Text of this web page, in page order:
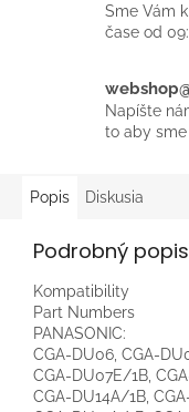
Sme Vám
čase od
Napíšte
to aby
Popis Diskusia
Podrobný popis
Kompatibility
Part Numbers
PANASONIC:
CGA-DU06, CGA-
CGA-DU07E/1B,
CGA-DU14A/1B,